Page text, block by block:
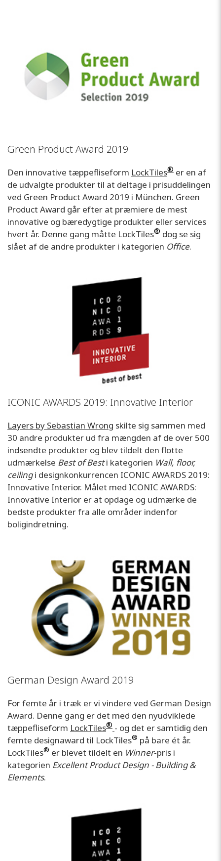
Green Product Award 2019
Den innovative tæppefliseform LockTiles® er en af
de udvalgte produkter til at deltage i prisuddelingen
ved Green Product Award 2019 i München. Green
Product Award går efter at præmiere de mest
innovative og bæredygtige produkter eller services
hvert år. Denne gang måtte LockTiles® dog se sig
slået af de andre produkter i kategorien Office.
ICONIC AWARDS 2019: Innovative Interior
Layers by Sebastian Wrong skilte sig sammen med
30 andre produkter ud fra mængden af de over 500
indsendte produkter og blev tildelt den flotte
udmærkelse Best of Besti kategorien Wall, floor,
ceilingi designkonkurrencen ICONIC AWARDS 2019:
Innovative Interior. Målet med ICONIC AWARDS:
Innovative Interior er at opdage og udmærke de
bedste produkter fra alle områder indenfor
boligindretning.
German Design Award 2019
For femte år i træk er vi vindere ved German Design
Award. Denne gang er det med den nyudviklede
tæppefliseform LockTiles® - og det er samtidig den
femte designaward til LockTiles® på bare ét år.
LockTiles® er blevet tildelt en Winner-pris i
kategorien Excellent Product Design - Building &
Elements.